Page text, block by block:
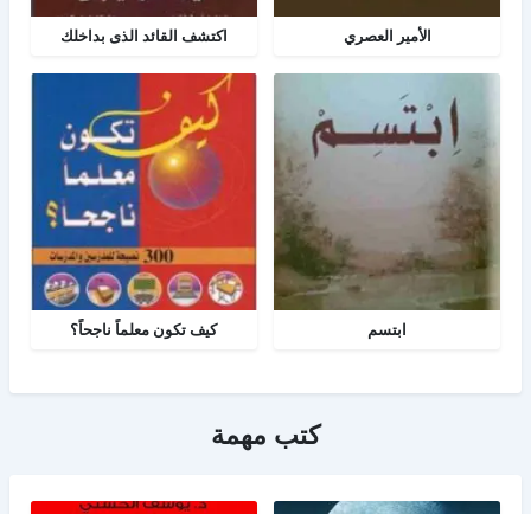
الأمير العصري اكتشف القائد الذى بداخلك
ابتسم كيف تكون معلماً ناجحاً؟
كتب مهمة